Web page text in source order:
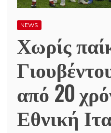
NEWS
Χωρίς
από 20
Εθνική